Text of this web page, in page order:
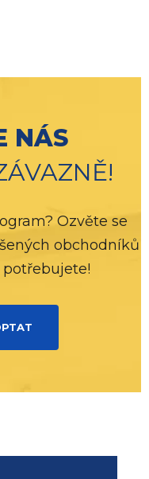
NÁS
Ozvěte se
obchodníků
potřebujete!